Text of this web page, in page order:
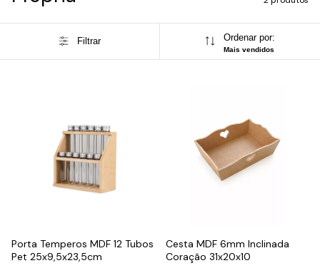
Filtrar Ordenar por:
Mais vendidos
Porta Temperos MDF 12 Tubos
Pet 25x9,5x23,5cm
Cesta MDF 6mm Inclinada
Coração 31x20x10